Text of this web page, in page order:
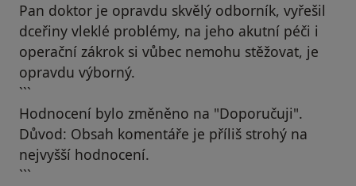
Pan doktor je opravdu skvělý odborník, vyřešil
dceřiny vleklé problémy, na jeho akutní péči i
operační zákrok si vůbec nemohu stěžovat, je
opravdu výborný.
```
Hodnocení bylo změněno na "Doporučuji".
Důvod: Obsah komentáře je příliš strohý na
nejvyšší hodnocení.
```